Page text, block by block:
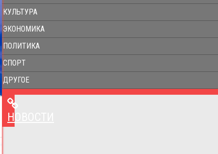
КУЛЬТУРА
ЭКОНОМИКА
ПОЛИТИКА
СПОРТ
ДРУГОЕ
НОВОСТИ